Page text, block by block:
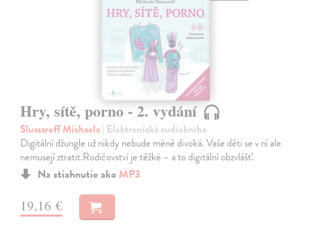
Hry, sítě, porno - 2. vydání
Slussareff Michaela| Elektronická audiokniha
Digitální džungle už nikdy nebude méně divoká. Vaše děti se v ní ale
nemusejí ztratit.Rodičovství je těžké – a to digitální obzvlášť.
Na stiahnutie ako MP3
19,16 €